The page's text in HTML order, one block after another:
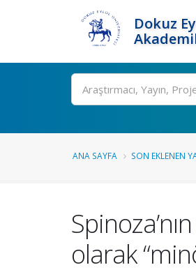
Dokuz
Ara
ANA SAYFA SON EKLENEN
olarak